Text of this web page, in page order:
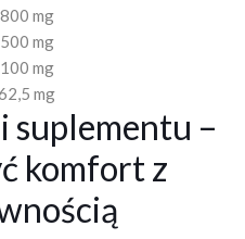
800 mg
500 mg
100 mg
mg
–
komfort z